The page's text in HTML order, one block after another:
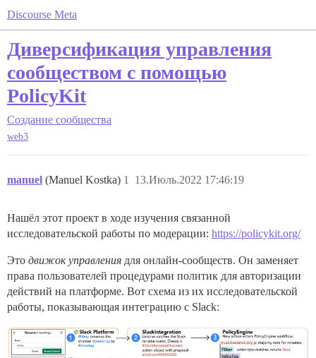
Discourse Meta
Диверсификация управления
сообществом с помощью
PolicyKit
Создание сообщества
web3
manuel (Manuel Kostka) 13.Июль.2022 17:46:19
1
Нашёл этот проект в ходе изучения связанной
исследовательской работы по модерации: https://policykit.org/
Это движок управления для онлайн-сообществ. Он заменяет
права пользователей процедурами политик для авторизации
действий на платформе. Вот схема из их исследовательской
работы, показывающая интеграцию с Slack: